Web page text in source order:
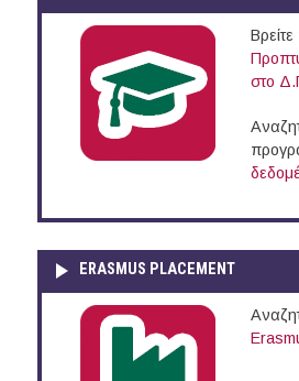
στο
ERASMUS PLACEMENT